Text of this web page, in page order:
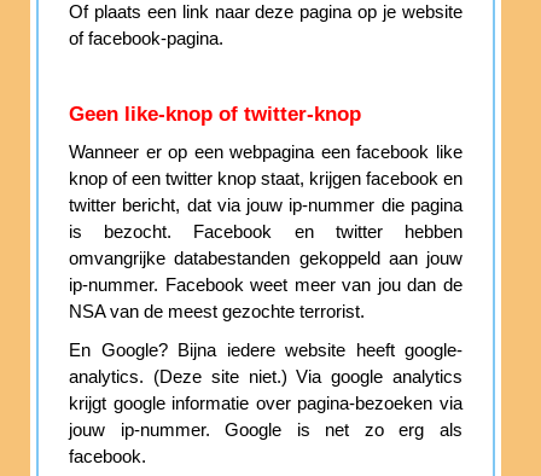
Of plaats een link naar deze pagina op je website
of facebook-pagina.
Geen like-knop of twitter-knop
Wanneer er op een webpagina een facebook like
knop of een twitter knop staat, krijgen facebook en
twitter bericht, dat via jouw ip-nummer die pagina
is bezocht. Facebook en twitter hebben
omvangrijke databestanden gekoppeld aan jouw
ip-nummer. Facebook weet meer van jou dan de
NSA van de meest gezochte terrorist.
En Google? Bijna iedere website heeft google-
analytics. (Deze site niet.) Via google analytics
krijgt google informatie over pagina-bezoeken via
jouw ip-nummer. Google is net zo erg als
facebook.